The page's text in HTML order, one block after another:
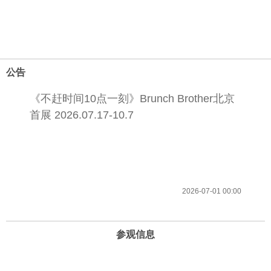
公告
《不赶时间10点一刻》Brunch Brother北京
首展 2026.07.17-10.7
2026-07-01 00:00
参观信息